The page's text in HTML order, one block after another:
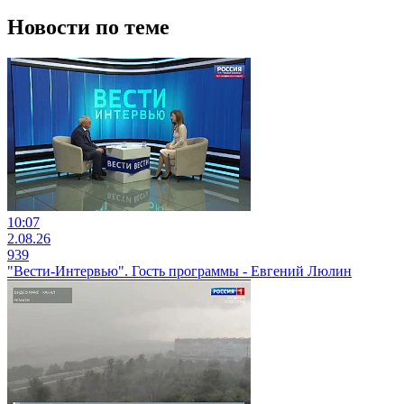
Новости по теме
10:07
2.08.26
939
"Вести-Интервью". Гость программы - Евгений Люлин